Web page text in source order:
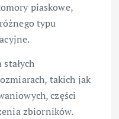
piaskowe,
typu
takich jak
części
zbiorników.